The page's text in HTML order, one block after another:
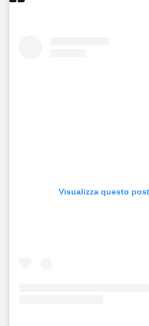
Visualizza questo